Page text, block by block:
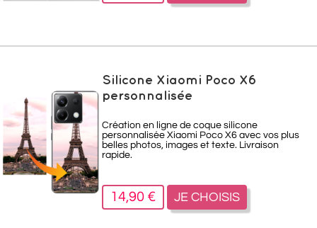
Silicone Xiaomi Poco X6
personnalisée
Création en ligne de coque silicone
personnalisée Xiaomi Poco X6 avec vos plus
belles photos, images et texte. Livraison
rapide.
14,90 € JE CHOISIS